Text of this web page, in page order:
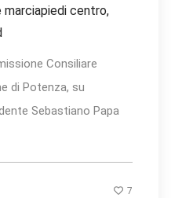
marciapiedi centro,
Consiliare
di Potenza, su
Sebastiano Papa
7